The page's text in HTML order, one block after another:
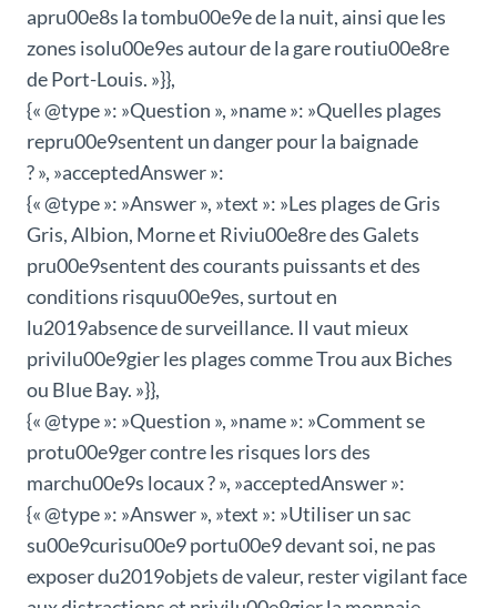
apru00e8s la tombu00e9e de la nuit, ainsi que les
zones isolu00e9es autour de la gare routiu00e8re
de Port-Louis. »}},
{« @type »: »Question », »name »: »Quelles plages
repru00e9sentent un danger pour la baignade
? », »acceptedAnswer »:
{« @type »: »Answer », »text »: »Les plages de Gris
Gris, Albion, Morne et Riviu00e8re des Galets
pru00e9sentent des courants puissants et des
conditions risquu00e9es, surtout en
lu2019absence de surveillance. Il vaut mieux
privilu00e9gier les plages comme Trou aux Biches
ou Blue Bay. »}},
{« @type »: »Question », »name »: »Comment se
protu00e9ger contre les risques lors des
marchu00e9s locaux ? », »acceptedAnswer »:
{« @type »: »Answer », »text »: »Utiliser un sac
su00e9curisu00e9 portu00e9 devant soi, ne pas
exposer du2019objets de valeur, rester vigilant face